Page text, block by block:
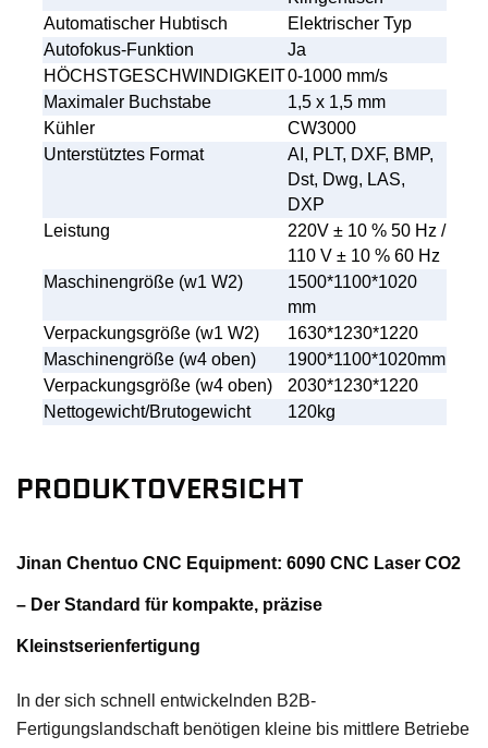
Automatischer Hubtisch
Elektrischer Typ
Autofokus-Funktion
Ja
HÖCHSTGESCHWINDIGKEIT0-1000 mm/s
Maximaler Buchstabe
1,5 x 1,5 mm
Kühler
CW3000
Unterstütztes Format
AI, PLT, DXF, BMP,
Dst, Dwg, LAS,
DXP
Leistung
220V ± 10 % 50 Hz /
110 V ± 10 % 60 Hz
Maschinengröße (w1 W2)
1500*1100*1020
mm
Verpackungsgröße (w1 W2)
1630*1230*1220
Maschinengröße (w4 oben)
1900*1100*1020mm
Verpackungsgröße (w4 oben)
2030*1230*1220
Nettogewicht/Brutogewicht
120kg
PRODUKTOVERSICHT
Jinan Chentuo CNC Equipment: 6090 CNC Laser CO2
– Der Standard für kompakte, präzise
Kleinstserienfertigung
In der sich schnell entwickelnden B2B-
Fertigungslandschaft benötigen kleine bis mittlere Betriebe